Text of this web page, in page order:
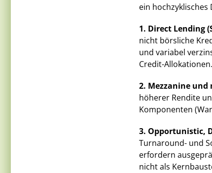
ein
1. Direct Lending
nicht börsliche
und variabel
Credit-Allokationen.
2. Mezzanine
höherer Rendite
Komponenten
3. Opportunistic,
Turnaround- und
erfordern
nicht als